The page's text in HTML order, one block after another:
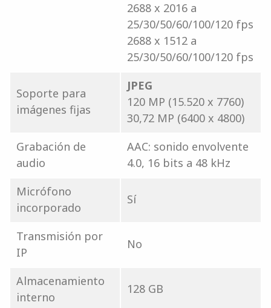
2688 x 2016 a
25/30/50/60/100/120 fps
2688 x 1512 a
25/30/50/60/100/120 fps
Soporte para
imágenes fijas
JPEG
120 MP (15.520 x 7760)
30,72 MP (6400 x 4800)
Grabación de
audio
AAC: sonido envolvente
4.0, 16 bits a 48 kHz
Micrófono
incorporado
Sí
Transmisión por
IP
No
Almacenamiento
interno
128 GB